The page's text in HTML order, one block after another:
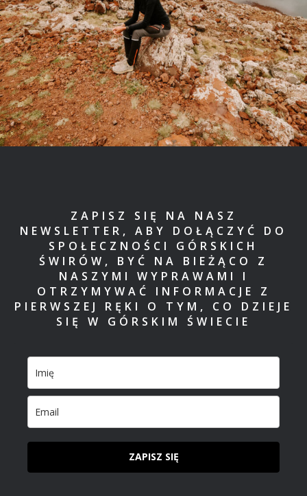
ZAPISZ SIĘ NA NASZ
NEWSLETTER, ABY DOŁĄCZYĆ DO
SPOŁECZNOŚCI GÓRSKICH
ŚWIRÓW, BYĆ NA BIEŻĄCO Z
NASZYMI WYPRAWAMI I
OTRZYMYWAĆ INFORMACJE Z
PIERWSZEJ RĘKI O TYM, CO DZIEJE
SIĘ W GÓRSKIM ŚWIECIE
ZAPISZ SIĘ